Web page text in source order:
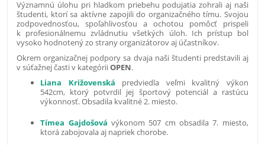
Významnú úlohu pri hladkom priebehu podujatia zohrali aj naši
študenti, ktorí sa aktívne zapojili do organizačného tímu. Svojou
zodpovednosťou, spoľahlivosťou a ochotou pomôcť prispeli
k profesionálnemu zvládnutiu všetkých úloh. Ich prístup bol
vysoko hodnotený zo strany organizátorov aj účastníkov.
Okrem organizačnej podpory sa dvaja naši študenti predstavili aj
v súťažnej časti v kategóriiOPEN.
Liana
Križovenská predviedla veľmi kvalitný výkon
542cm, ktorý potvrdil jej športový potenciál a rastúcu
výkonnosť. Obsadila kvalitné 2. miesto.
Tímea Gajdošová výkonom 507 cm obsadila 7. miesto,
ktorá zabojovala aj napriek chorobe.